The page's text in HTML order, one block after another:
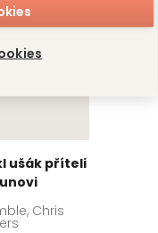
ušák příteli
Chris